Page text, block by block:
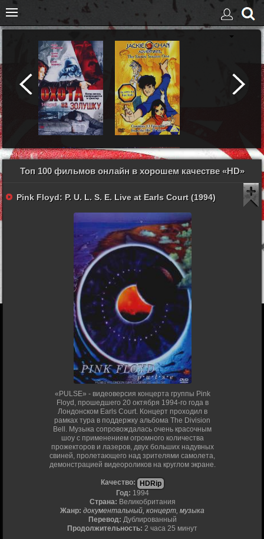
Топ 100 фильмов онлайн в хорошем качестве «HD»
Pink Floyd: P. U. L. S. E. Live at Earls Court (1994)
«PULSE» - видеоверсия концерта группы Pink
Floyd, прошедшего 20 октября 1994-го года в
Лондонском Earls Court. Концерт проходил в
рамках тура в поддержку альбома The Division
Bell. Музыка сопровождалась очень красочным
шоу с применением огромного количества
прожекторов и лазеров, двух больших надувных
свиней, пролетающего над зрителями самолета,
демонстрацией видеороликов на круглом экране.
Качество:
HDRip
Год: 1994
Страна: Великобритания
Жанр: документальный, концерт, музыка
Перевод: Дублированный
Продолжительность: 2 часа 25 минут